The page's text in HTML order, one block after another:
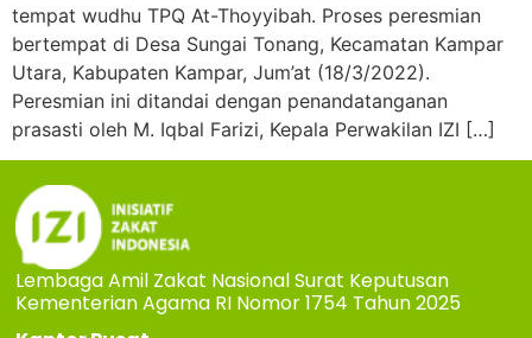
tempat wudhu TPQ At-Thoyyibah. Proses peresmian
bertempat di Desa Sungai Tonang, Kecamatan Kampar
Utara, Kabupaten Kampar, Jum’at (18/3/2022).
Peresmian ini ditandai dengan penandatanganan
prasasti oleh M. Iqbal Farizi, Kepala Perwakilan IZI […]
Lembaga Amil Zakat Nasional Surat Keputusan
Kementerian Agama RI Nomor 1754 Tahun 2025